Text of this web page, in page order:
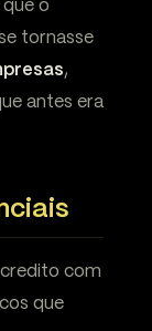
o
tornasse
,
antes era
com
que